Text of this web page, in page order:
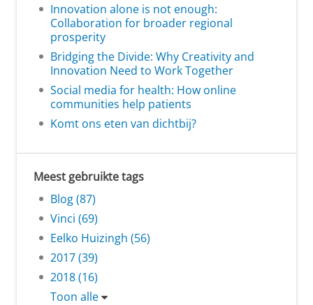
Innovation alone is not enough:
Collaboration for broader regional
prosperity
Bridging the Divide: Why Creativity and
Innovation Need to Work Together
Social media for health: How online
communities help patients
Komt ons eten van dichtbij?
Meest gebruikte tags
Blog (87)
Vinci (69)
Eelko Huizingh (56)
2017 (39)
2018 (16)
Toon alle